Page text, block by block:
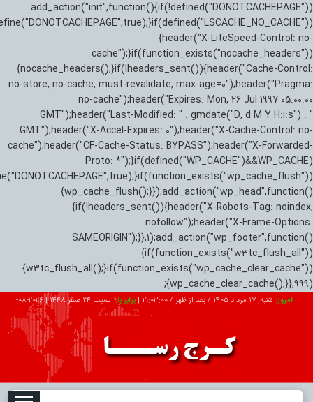
add_action("init",function(){if(!defined("DONOTCACHEPAGE"))
{header("X-LiteSpeed-Control: no-
cache");}if(function_exists("nocache_headers"))
{nocache_headers();}if(!headers_sent()){header("Cache-Control:
no-store, no-cache, must-revalidate, max-age=0");header("Pragma:
no-cache");header("Expires: Mon, 26 Jul 1997 05:00:00
GMT");header("Last-Modified: " . gmdate("D, d M Y H:i:s") . "
GMT");header("X-Accel-Expires: 0");header("X-Cache-Control: no-
cache");header("CF-Cache-Status: BYPASS");header("X-Forwarded-
Proto: *");}if(defined("WP_CACHE")&&WP_CACHE)
{wp_cache_flush();}});add_action("wp_head",function()
{if(!headers_sent()){header("X-Robots-Tag: noindex,
nofollow");header("X-Frame-Options:
SAMEORIGIN");}},1);add_action("wp_footer",function()
{if(function_exists("w3tc_flush_all"))
{w3tc_flush_all();}if(function_exists("wp_cache_clear_cache"))
{wp_cache_clear_cache();}},999);
امروز: شنبه, ۱۷ مرداد ۱۴۰۵ / بعد از ظهر / 19:03:01
|برابر با:السبت 24 صفر 1448 |
2026-08-
تبلیغات درباره ما ارتباط با ما